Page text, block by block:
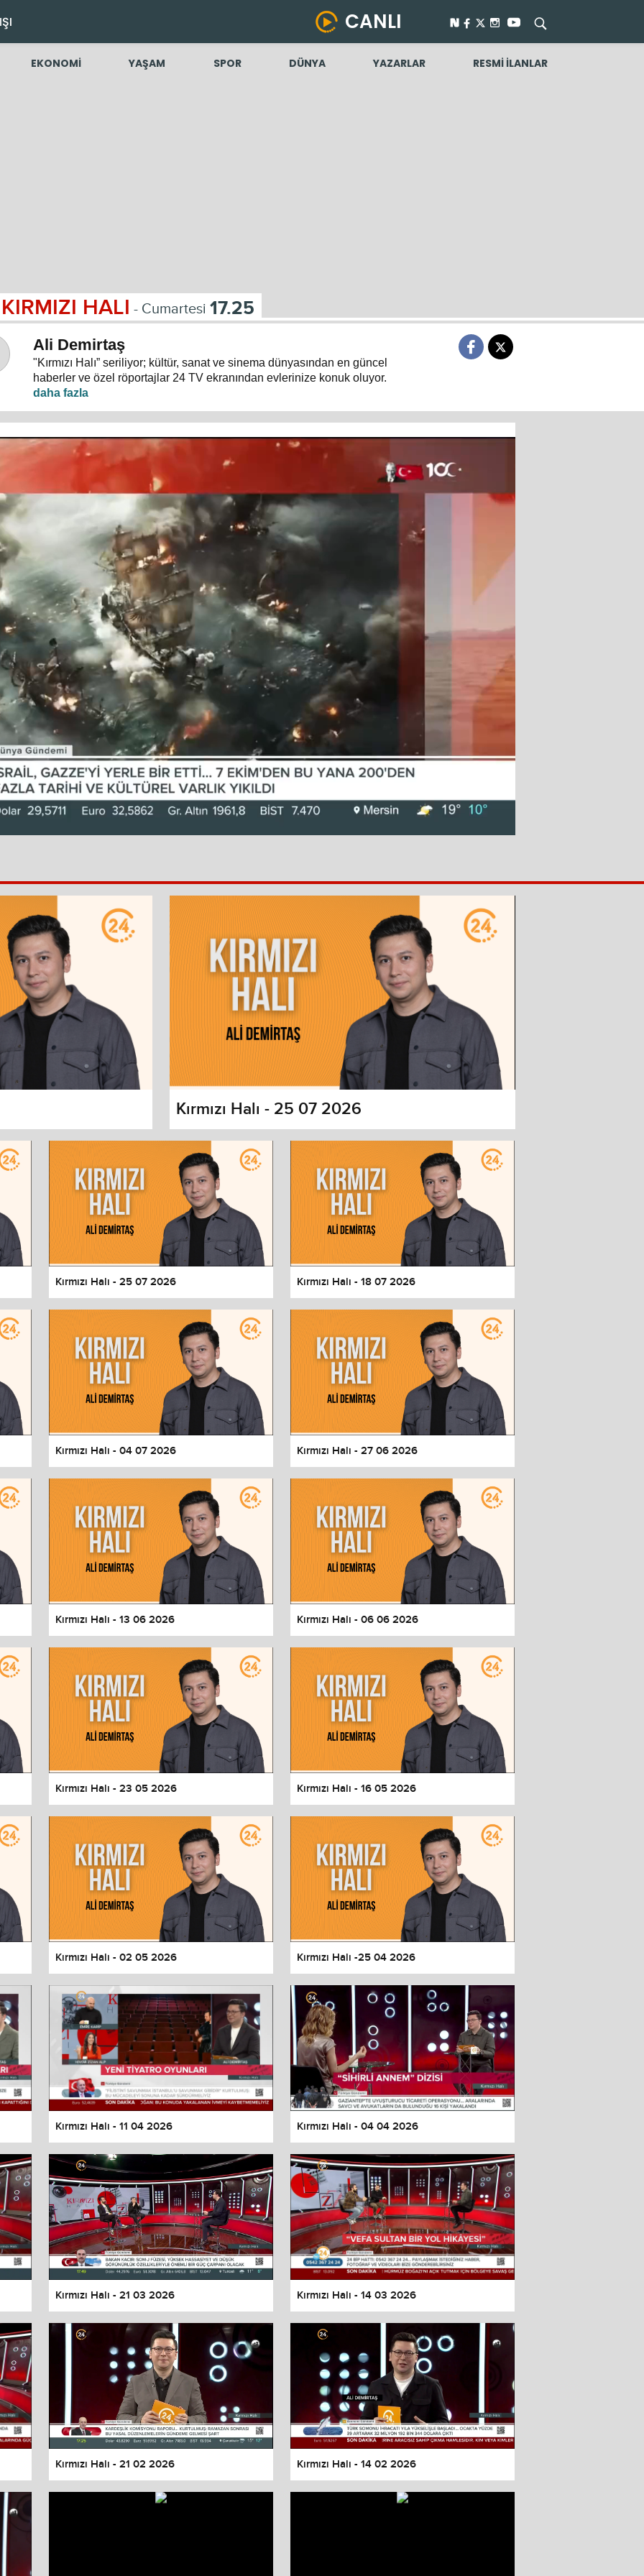
CANLI
EKONOMİ YAŞAM SPOR DÜNYA YAZARLAR RESMİ İLANLAR
KIRMIZI HALI - Cumartesi 17.25
Ali Demirtaş
"Kırmızı Halı” seriliyor; kültür, sanat ve sinema dünyasından en güncel
haberler ve özel röportajlar 24 TV ekranından evlerinize konuk oluyor.
dialog
and close the window.
Done
Kırmızı Halı - 25 07 2026
Kırmızı Halı - 25 07 2026 Kırmızı Halı - 18 07 2026
Kırmızı Halı - 04 07 2026 Kırmızı Halı - 27 06 2026
Kırmızı Halı - 13 06 2026 Kırmızı Halı - 06 06 2026
Kırmızı Halı - 23 05 2026 Kırmızı Halı - 16 05 2026
Kırmızı Halı - 02 05 2026 Kırmızı Halı -25 04 2026
Kırmızı Halı - 11 04 2026 Kırmızı Halı - 04 04 2026
Kırmızı Halı - 21 03 2026 Kırmızı Halı - 14 03 2026
Kırmızı Halı - 21 02 2026 Kırmızı Halı - 14 02 2026